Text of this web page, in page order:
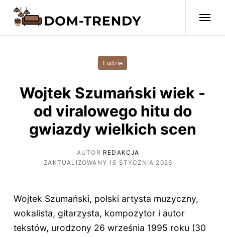
Ludzie
Wojtek Szumański wiek -
od viralowego hitu do
gwiazdy wielkich scen
AUTOR REDAKCJA
ZAKTUALIZOWANY 15 STYCZNIA 2026
Wojtek Szumański, polski artysta muzyczny,
wokalista, gitarzysta, kompozytor i autor
tekstów, urodzony 26 września 1995 roku (30